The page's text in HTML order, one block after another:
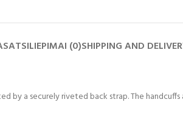
ATSILIEPIMAI (0)SHIPPING AND
by a securely riveted back strap. The